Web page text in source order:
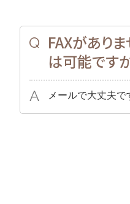
FAXがあり
は可能ですか
メールで大丈夫で